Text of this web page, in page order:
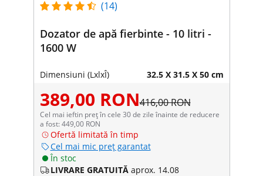
(14)
Dozator de apă fierbinte - 10 litri -
1600 W
Dimensiuni (LxlxÎ) 32.5 X 31.5 X 50 cm
389,00 RON416,00 RON
Cel mai ieftin preț în cele 30 de zile înainte de reducere
a fost: 449,00 RON
Ofertă limitată în timp
Cel mai mic preț garantat
În stoc
LIVRARE GRATUITĂ aprox. 14.08